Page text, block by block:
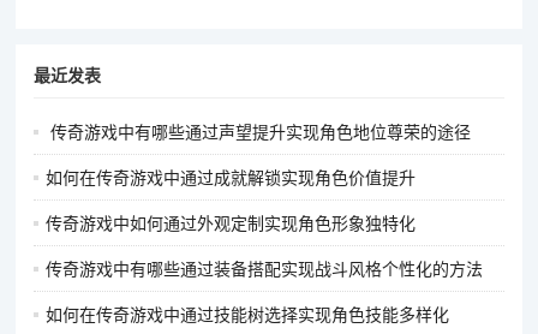
士作为辅助职业，需要有足够的生存能力才能在战斗中持续为队
友提供支援，所以选择高防御的防具是很有必要的，如天尊道袍
等。
武器选择：武器选择带有毒属性伤害加成或能够增强施毒术效果
的。例如，有些武器可能会增加施毒术的持续时间或伤害效果，
最近发表
传奇游戏中有哪些通过声望提升实现角色地位尊荣的途径
如何在传奇游戏中通过成就解锁实现角色价值提升
传奇游戏中如何通过外观定制实现角色形象独特化
传奇游戏中有哪些通过装备搭配实现战斗风格个性化的方法
如何在传奇游戏中通过技能树选择实现角色技能多样化